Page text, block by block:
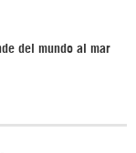
del mundo al mar